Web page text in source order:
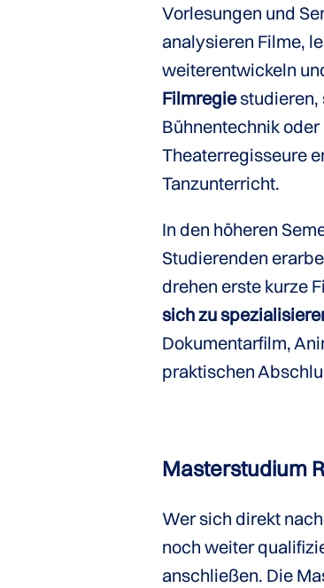
Vorlesungen und
analysieren Filme,
weiterentwickeln
Filmregiestudieren,
Bühnentechnik
Theaterregisseure
Tanzunterricht.
In den höheren
Studierenden
drehen erste kurze
sich zu
Dokumentarfilm,
praktischen
Masterstudium
Wer sich direkt
noch weiter
anschließen. Die